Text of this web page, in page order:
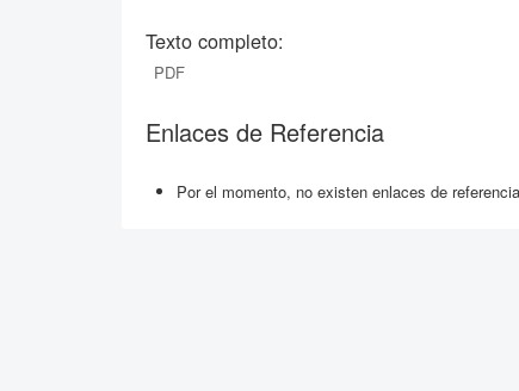
Texto completo:
PDF
Enlaces de Referencia
Por el momento, no existen enlaces de referencia